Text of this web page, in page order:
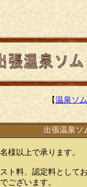
【温泉ソ
出張温泉ソ
様以上で承ります。
ト料、認定料として
ございます。